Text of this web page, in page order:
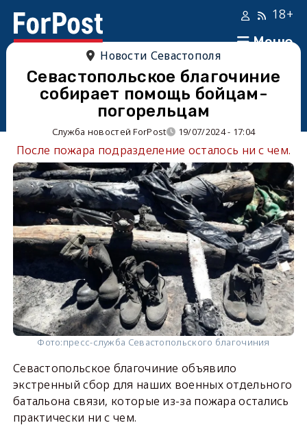
Меню
18+
Новости Севастополя
Севастопольское благочиние
собирает помощь бойцам-
погорельцам
Служба новостей ForPost 19/07/2024 - 17:04
После пожара подразделение осталось ни с чем.
Фото:пресс-служба Севастопольского благочиния
Севастопольское благочиние объявило
экстренный сбор для наших военных отдельного
батальона связи, которые из-за пожара остались
практически ни с чем.